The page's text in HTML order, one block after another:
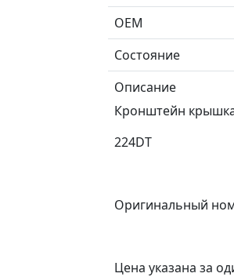
ОЕМ
Состояние
Описание
Кронштейн крышка
224DT
Оригинальный
Цена указана за